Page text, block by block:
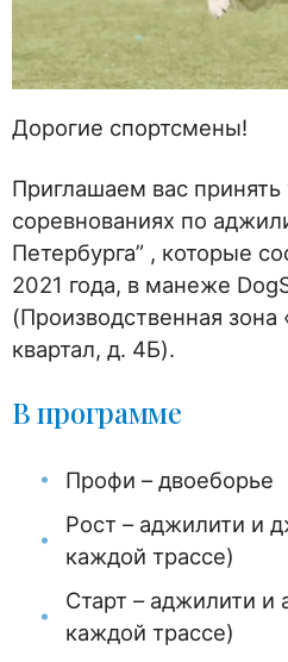
Дорогие спортсмены!
Приглашаем вас принять
соревнованиях по
Петербурга” , которые
2021 года, в манеже
(Производственная
квартал, д. 4Б).
В программе
Профи – двоеборье
Рост – аджилити и
каждой трассе)
Старт – аджилити и
каждой трассе)